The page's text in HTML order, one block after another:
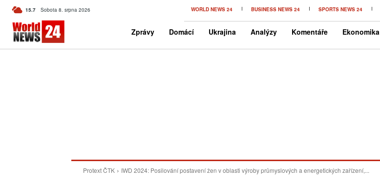
15.7 C Czech
Sobota 8. srpna 2026 WORLD NEWS 24 BUSINESS NEWS 24 SPORTS NEWS 24
Zprávy Domácí Ukrajina Analýzy Komentáře Ekonomika
Protext ČTK IWD 2024: Posilování postavení žen v oblasti výroby průmyslových a energetických zařízení,...